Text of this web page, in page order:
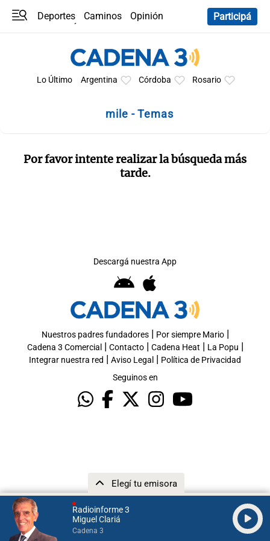
Radioinforme 3
Miguel Clariá
Cadena 3
Elegí tu emisora
Deportes Caminos
Opinión
Participá
Lo Último Argentina Córdoba Rosario
mile - Temas
Por favor intente realizar la búsqueda más
tarde.
Descargá nuestra App
Nuestros padres fundadores| Por siempre Mario|
Cadena 3 Comercial | Contacto| Cadena Heat | La Popu |
Integrar nuestra red | Aviso Legal | Política de Privacidad
Seguinos en